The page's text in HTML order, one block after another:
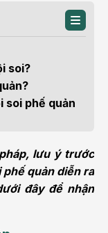
soi?
soi phế quản
lưu ý trước
quản diễn ra
đây để nhận